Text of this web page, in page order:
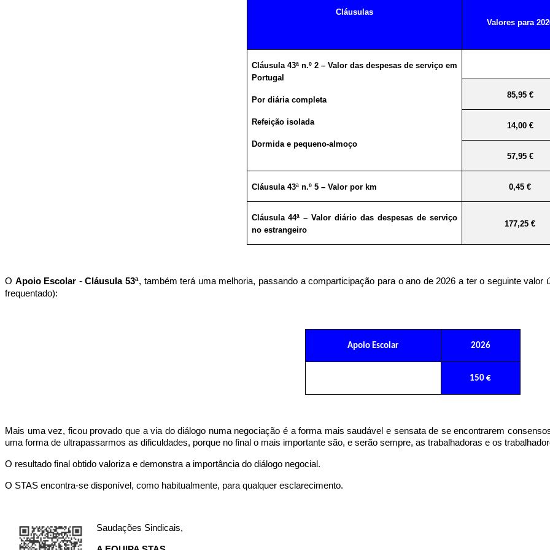
Cláusulas
Valores para
Cláusula 43ª n.º 2 – Valor das despesas de serviço em
Portugal
Por diária completa
Refeição isolada
Dormida e pequeno-almoço
85,95 €
14,00 €
57,95 €
Cláusula 43ª n.º 5 – Valor por km 0,45 €
Cláusula 44ª – Valor diário das despesas de serviço
no estrangeiro
177,25 €
O Apoio Escolar -Cláusula 53ª, também terá uma melhoria, passando a comparticipação para o ano de 2026 a ter o seguinte
frequentado):
Apoio Escolar 2026
150 €
Mais uma vez, ficou provado que a via do diálogo numa negociação é a forma mais saudável e sensata de se encontrarem
uma forma de ultrapassarmos as dificuldades, porque no final o mais importante são, e serão sempre, as trabalhadoras e os
O resultado final obtido valoriza e demonstra a importância do diálogo negocial.
O STAS encontra-se disponível, como habitualmente, para qualquer esclarecimento.
Saudações Sindicais,